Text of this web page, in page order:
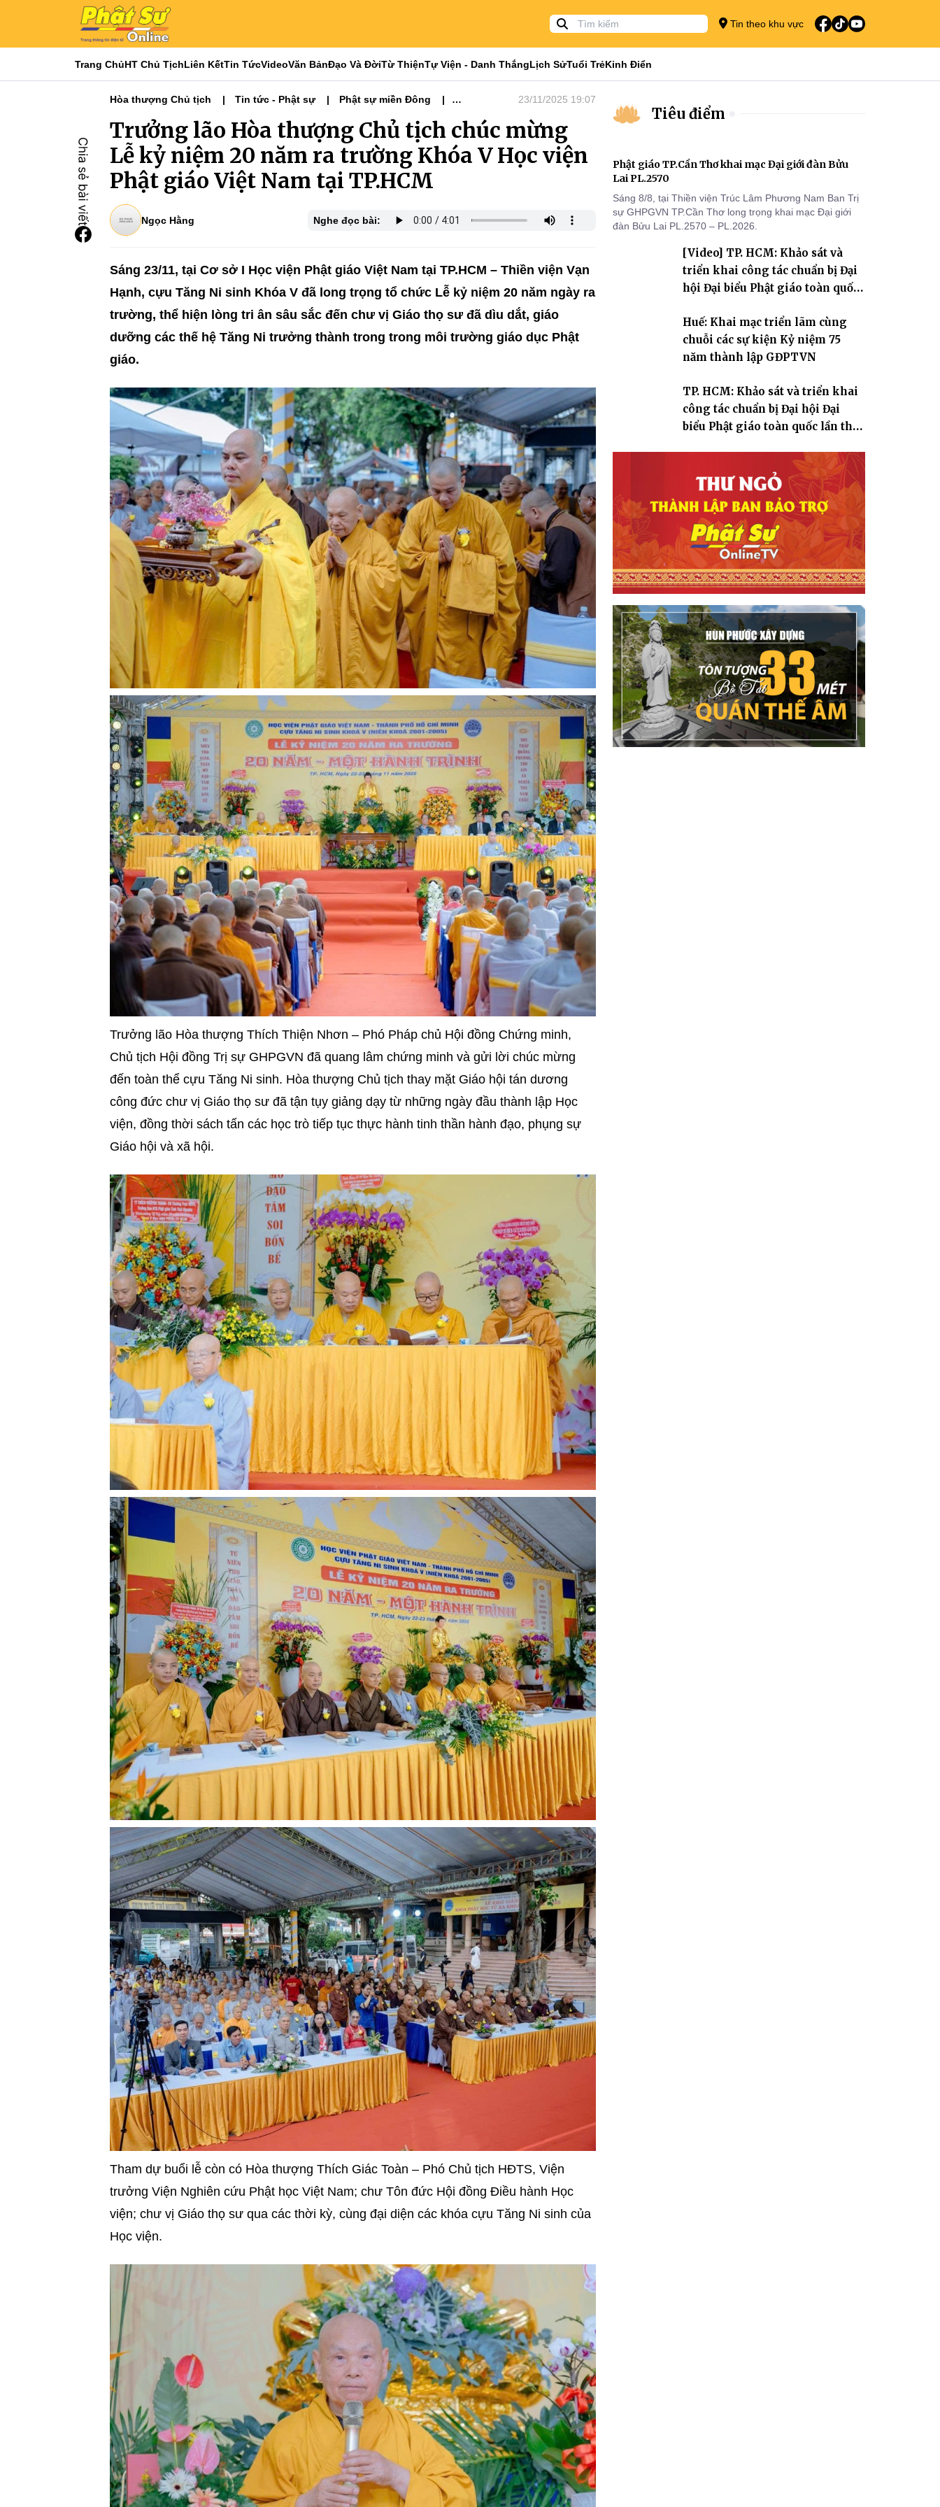
Tin theo khu vực
Trang ChủHT Chủ TịchLiên KếtTin TứcVideoVăn BảnĐạo Và ĐờiTừ ThiệnTự Viện - Danh ThắngLịch SửTuổi TrẻKinh Điển
Hòa thượng Chủ tịch Tin tức - Phật sự
Phật sự miền Đông
23/11/2025 19:07
Trưởng lão Hòa thượng Chủ tịch chúc mừng
Lễ kỷ niệm 20 năm ra trường Khóa V Học viện
Phật giáo Việt Nam tại TP.HCM
Ngọc Hằng Nghe đọc bài:
Sáng 23/11, tại Cơ sở I Học viện Phật giáo Việt Nam tại TP.HCM – Thiền viện Vạn
Hạnh, cựu Tăng Ni sinh Khóa V đã long trọng tổ chức Lễ kỷ niệm 20 năm ngày ra
trường, thể hiện lòng tri ân sâu sắc đến chư vị Giáo thọ sư đã dìu dắt, giáo
dưỡng các thế hệ Tăng Ni trưởng thành trong trong môi trường giáo dục Phật
giáo.
Trưởng lão Hòa thượng Thích Thiện Nhơn – Phó Pháp chủ Hội đồng Chứng minh,
Chủ tịch Hội đồng Trị sự GHPGVN đã quang lâm chứng minh và gửi lời chúc mừng
đến toàn thể cựu Tăng Ni sinh. Hòa thượng Chủ tịch thay mặt Giáo hội tán dương
công đức chư vị Giáo thọ sư đã tận tụy giảng dạy từ những ngày đầu thành lập Học
viện, đồng thời sách tấn các học trò tiếp tục thực hành tinh thần hành đạo, phụng sự
Giáo hội và xã hội.
Tham dự buổi lễ còn có Hòa thượng Thích Giác Toàn – Phó Chủ tịch HĐTS, Viện
trưởng Viện Nghiên cứu Phật học Việt Nam; chư Tôn đức Hội đồng Điều hành Học
viện; chư vị Giáo thọ sư qua các thời kỳ, cùng đại diện các khóa cựu Tăng Ni sinh của
Học viện.
Tiêu điểm
Phật giáo TP.Cần Thơ khai mạc Đại giới đàn Bửu
Lai PL.2570
Sáng 8/8, tại Thiền viện Trúc Lâm Phương Nam Ban Trị
sự GHPGVN TP.Cần Thơ long trọng khai mạc Đại giới
đàn Bửu Lai PL.2570 – PL.2026.
[Video] TP. HCM: Khảo sát và
triển khai công tác chuẩn bị Đại
hội Đại biểu Phật giáo toàn quốc
Huế: Khai mạc triển lãm cùng
chuỗi các sự kiện Kỷ niệm 75
năm thành lập GĐPTVN
TP. HCM: Khảo sát và triển khai
công tác chuẩn bị Đại hội Đại
biểu Phật giáo toàn quốc lần thứ